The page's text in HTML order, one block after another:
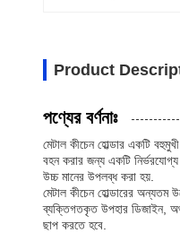
Product
পণ্যের বর্ণনাঃ
মেটাল কীচেন হোল্ডার একটি
বহন করার জন্য একটি
উচ্চ মানের উপলব্ধ করা হয়.
মেটাল কীচেন হোল্ডারের
ব্যক্তিগতকৃত উপহার ডিজাইন,
ছাপ করতে হবে.